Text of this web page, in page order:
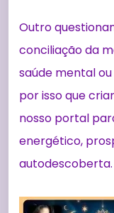
Outro
conciliação da
saúde mental
por isso que
nosso portal
energético,
autodescoberta.